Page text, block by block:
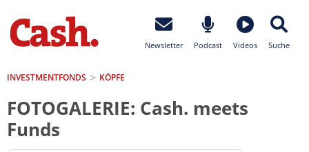
Newsletter Podcast Videos Suche
INVESTMENTFONDS KÖPFE
FOTOGALERIE: Cash. meets
Funds